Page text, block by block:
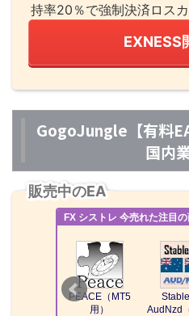
持率20％で強制決済ロス
EXNESS
GogoJungle【有料
国内
販売中のEA